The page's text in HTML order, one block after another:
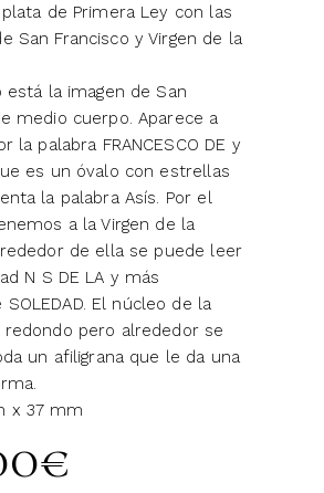
de Primera Ley con las
San Francisco y Virgen de la
está la imagen de San
medio cuerpo. Aparece a
la palabra FRANCESCO DE y
es un óvalo con estrellas
la palabra Asís. Por el
a la Virgen de la
de ella se puede leer
N S DE LA y más
El núcleo de la
redondo pero alrededor se
un afiligrana que le da una
x 37 mm
€